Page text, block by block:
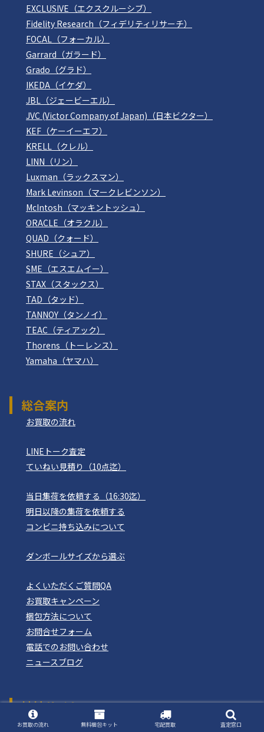
EXCLUSIVE（エクスクルーシブ）
Fidelity Research（フィデリティリサーチ）
FOCAL（フォーカル）
Garrard（ガラード）
Grado（グラド）
IKEDA（イケダ）
JBL（ジェービーエル）
JVC (Victor Company of Japan)（日本ビクター）
KEF（ケーイーエフ）
KRELL（クレル）
LINN（リン）
Luxman（ラックスマン）
Mark Levinson（マークレビンソン）
McIntosh（マッキントッシュ）
ORACLE（オラクル）
QUAD（クォード）
SHURE（シュア）
SME（エスエムイー）
STAX（スタックス）
TAD（タッド）
TANNOY（タンノイ）
TEAC（ティアック）
Thorens（トーレンス）
Yamaha（ヤマハ）
総合案内
お買取の流れ
LINEトーク査定
ていねい見積り（10点迄）
当日集荷を依頼する（16:30迄）
明日以降の集荷を依頼する
コンビニ持ち込みについて
ダンボールサイズから選ぶ
よくいただくご質問QA
お買取キャンペーン
梱包方法について
お問合せフォーム
電話でのお問い合わせ
ニュースブログ
姉妹サイト
おもちゃ買取ドットJP
お買取の流れ 無料梱包キット 宅配買取 査定窓口